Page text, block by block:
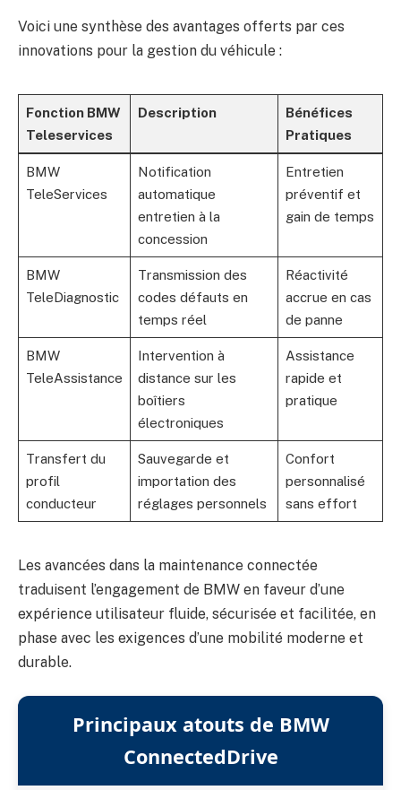
Voici une synthèse des avantages offerts par ces
innovations pour la gestion du véhicule :
Fonction BMW
Teleservices
Description
Bénéfices
Pratiques
BMW
TeleServices
Notification
automatique
entretien à la
concession
Entretien
préventif et
gain de temps
BMW
TeleDiagnostic
Transmission des
codes défauts en
temps réel
Réactivité
accrue en cas
de panne
BMW
TeleAssistance
Intervention à
distance sur les
boîtiers
électroniques
Assistance
rapide et
pratique
Transfert du
profil
conducteur
Sauvegarde et
importation des
réglages personnels
Confort
personnalisé
sans effort
Les avancées dans la maintenance connectée
traduisent l’engagement de BMW en faveur d’une
expérience utilisateur fluide, sécurisée et facilitée, en
phase avec les exigences d’une mobilité moderne et
durable.
Principaux atouts de BMW
ConnectedDrive